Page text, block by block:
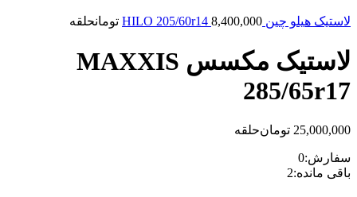
لاستیک هیلو چین HILO 205/60r14 8,400,000 تومانحلقه
لاستیک مکسس MAXXIS
285/65r17
25,000,000 تومانحلقه
سفارش:0
باقی مانده:2